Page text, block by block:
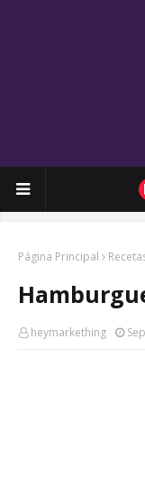
Página Principal
heymarkething